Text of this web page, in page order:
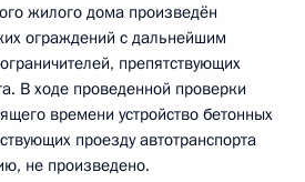
жилого дома произведён
ограждений с дальнейшим
препятствующих
В ходе проведенной проверки
времени устройство бетонных
проезду автотранспорта
не произведено.